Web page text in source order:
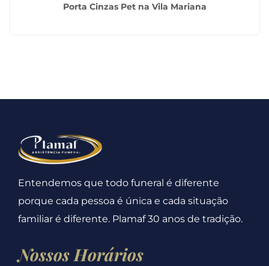
Porta Cinzas Pet na Vila Mariana
Entendemos que todo funeral é diferente
porque cada pessoa é única e cada situação
familiar é diferente. Plamaf 30 anos de tradição.
Nossos Horários